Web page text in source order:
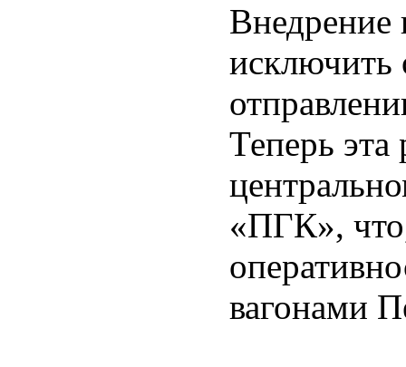
Внедрение
исключить
Теперь эта
«ПГК»,
вагонами